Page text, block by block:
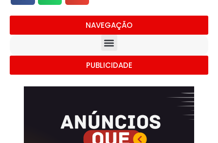
NAVEGAÇÃO
PUBLICIDADE